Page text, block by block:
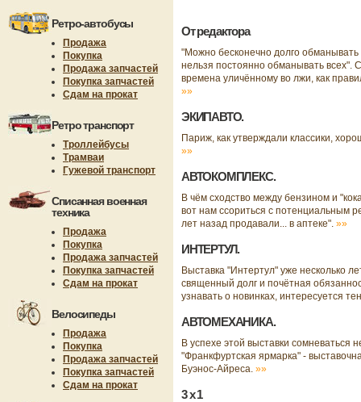
Ретро-автобусы
Продажа
Покупка
Продажа запчастей
Покупка запчастей
Сдам на прокат
Ретро транспорт
Троллейбусы
Трамваи
Гужевой транспорт
Списанная военная
техника
Продажа
Покупка
Продажа запчастей
Покупка запчастей
Сдам на прокат
Велосипеды
Продажа
Покупка
Продажа запчастей
Покупка запчастей
Сдам на прокат
От редактора
"Можно бесконечно долго
нельзя постоянно обманывать всех".
времена уличённому во лжи, как
»»
ЭКИПАВТО.
Париж, как утверждали классики,
»»
АВТОКОМПЛЕКС.
В чём сходство между бензином и
вот нам ссориться с потенциальным
лет назад продавали... в аптеке". »»
ИНТЕРТУЛ.
Выставка "Интертул" уже несколько
священный долг и почётная
узнавать о новинках, интересуется
АВТОМЕХАНИКА.
В успехе этой выставки сомневаться
"Франкфуртская ярмарка" -
Буэнос-Айреса. »»
3 x 1